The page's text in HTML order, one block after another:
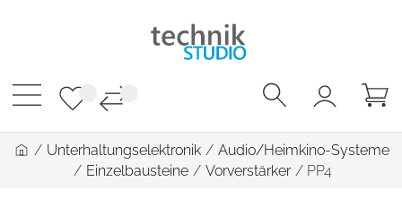
/ Unterhaltungselektronik / Audio/Heimkino-Systeme
/ Einzelbausteine / Vorverstärker / PP4